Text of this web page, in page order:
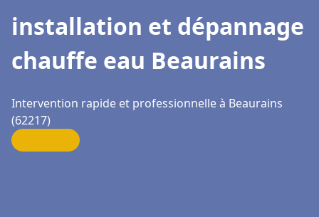
installation et dépannage
chauffe eau Beaurains
Intervention rapide et professionnelle à Beaurains
(62217)